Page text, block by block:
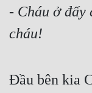
Vô Sỉ
- Cháu ở đấy
cháu!
Đầu bên kia